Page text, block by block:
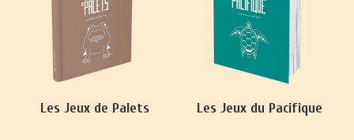
Les Jeux de Palets Les Jeux du Pacifique